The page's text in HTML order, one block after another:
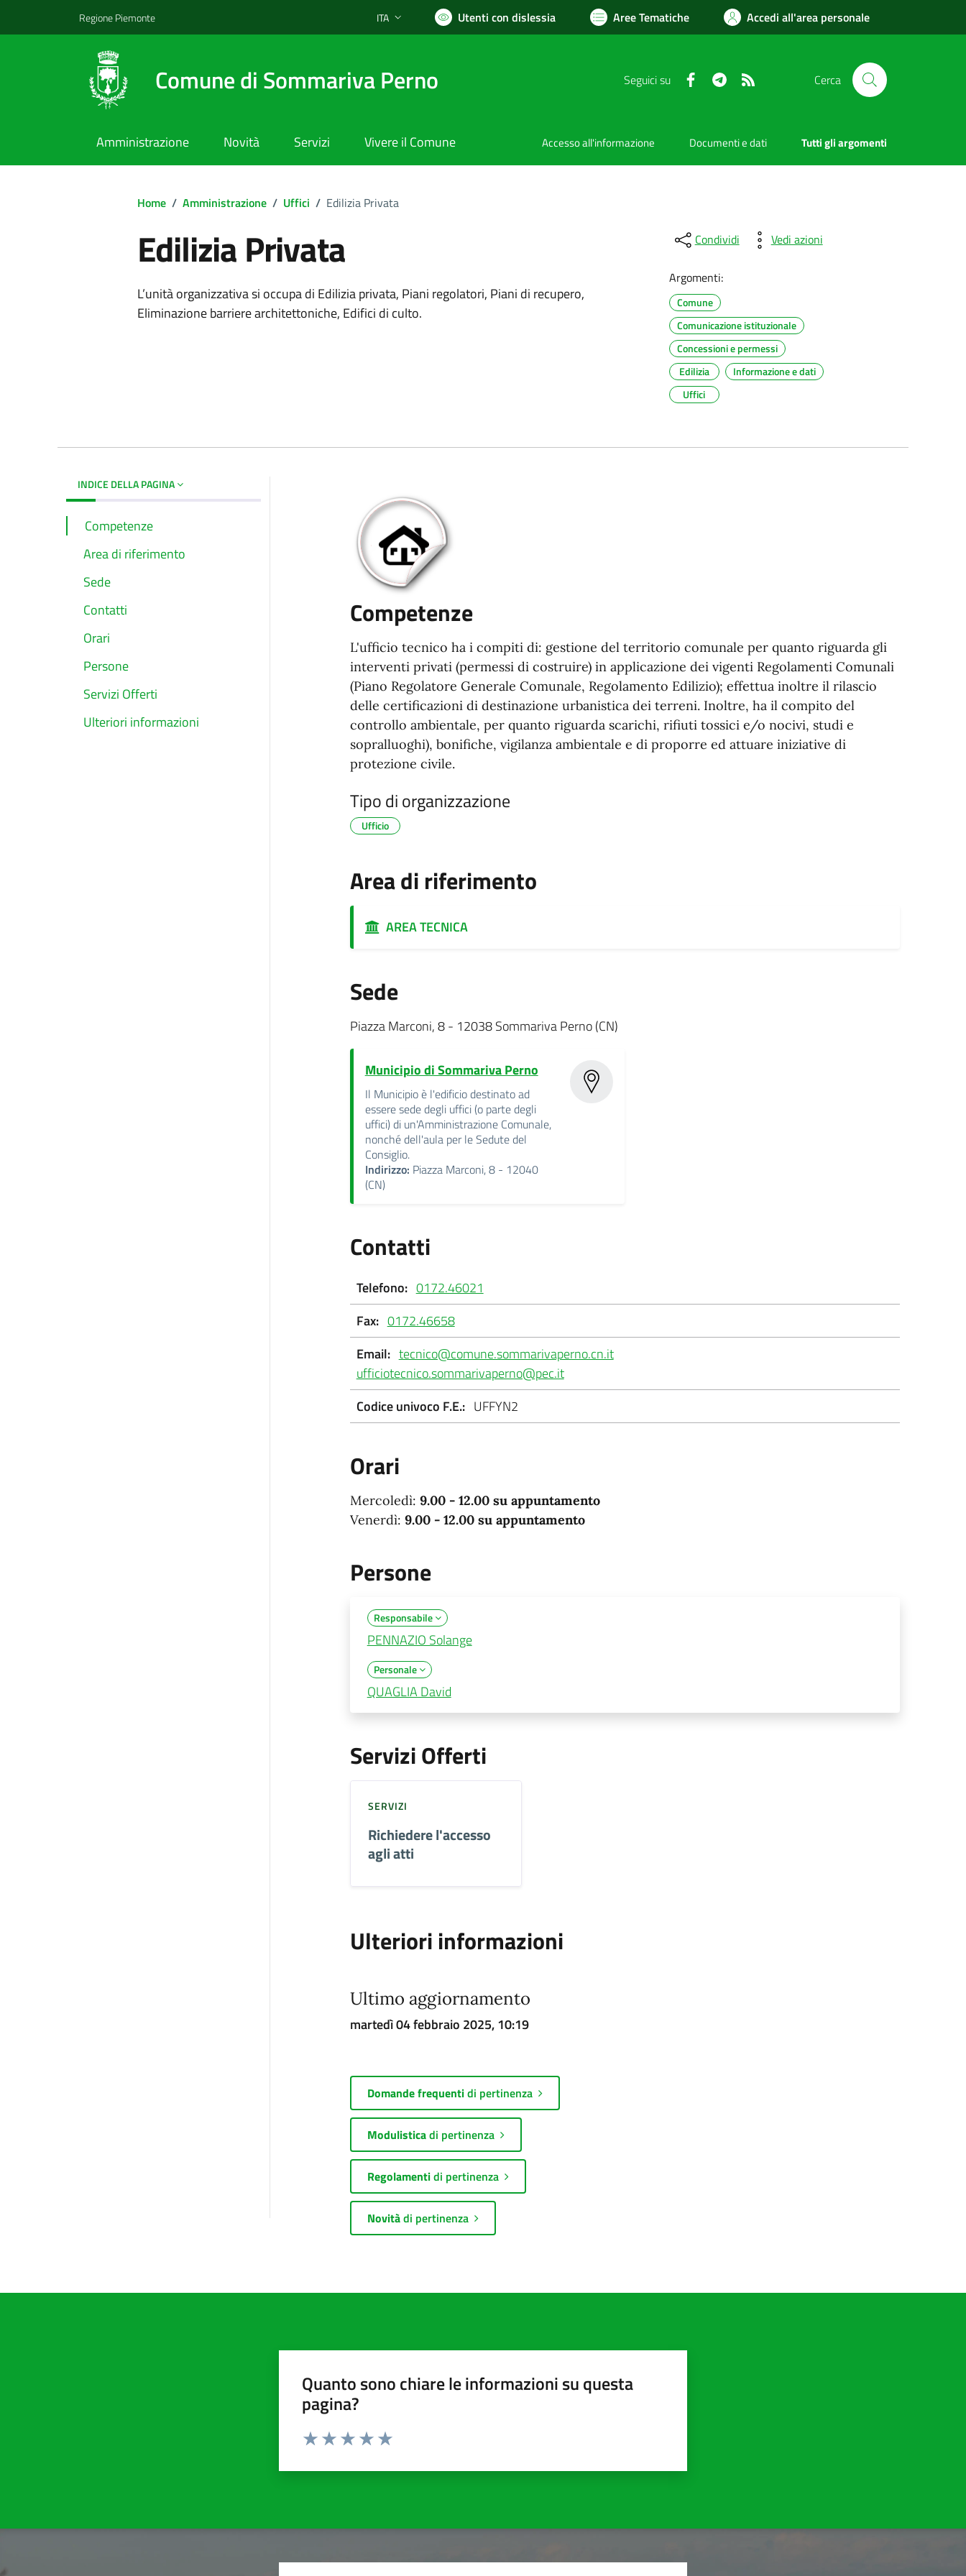
Regione Piemonte Lingua attiva:
ITA Utenti con dislessia Aree Tematiche Accedi all'area personale
Comune di Sommariva Perno Seguici su FacebookTelegram Cerca
Amministrazione Novità Servizi Vivere il Comune Accesso all'informazione Documenti e dati Tutti gli argomenti
Home / Amministrazione / Uffici / Edilizia Privata
Edilizia Privata
L’unità organizzativa si occupa di Edilizia privata, Piani regolatori, Piani di recupero,
Eliminazione barriere architettoniche, Edifici di culto.
Condividi Vedi azioni
Argomenti:
Comune
Comunicazione istituzionale
Concessioni e permessi
Edilizia
Informazione e dati
Uffici
INDICE DELLA PAGINA
Competenze
Area di riferimento
Sede
Contatti
Orari
Persone
Servizi Offerti
Ulteriori informazioni
Competenze
L'ufficio tecnico ha i compiti di: gestione del territorio comunale per quanto riguarda gli
interventi privati (permessi di costruire) in applicazione dei vigenti Regolamenti Comunali
(Piano Regolatore Generale Comunale, Regolamento Edilizio); effettua inoltre il rilascio
delle certificazioni di destinazione urbanistica dei terreni. Inoltre, ha il compito del
controllo ambientale, per quanto riguarda scarichi, rifiuti tossici e/o nocivi, studi e
sopralluoghi), bonifiche, vigilanza ambientale e di proporre ed attuare iniziative di
protezione civile.
Tipo di organizzazione
Ufficio
Area di riferimento
AREA TECNICA
Sede
Piazza Marconi, 8 - 12038 Sommariva Perno (CN)
Municipio di Sommariva Perno
Il Municipio è l'edificio destinato ad
essere sede degli uffici (o parte degli
uffici) di un'Amministrazione Comunale,
nonché dell'aula per le Sedute del
Consiglio.
Indirizzo: Piazza Marconi, 8 - 12040
(CN)
Contatti
Telefono: 0172.46021
Fax: 0172.46658
Email: tecnico@comune.sommarivaperno.cn.it
ufficiotecnico.sommarivaperno@pec.it
Codice univoco F.E.:UFFYN2
Orari
Mercoledì: 9.00 - 12.00 su appuntamento
Venerdì: 9.00 - 12.00 su appuntamento
Persone
Responsabile
PENNAZIO Solange
Personale
QUAGLIA David
Servizi Offerti
SERVIZI
Richiedere l'accesso
agli atti
Ulteriori informazioni
Ultimo aggiornamento
martedì 04 febbraio 2025, 10:19
Domande frequentidi pertinenza
Modulisticadi pertinenza
Regolamentidi pertinenza
Novitàdi pertinenza
Quanto sono chiare le informazioni su questa
pagina?
Valuta da 1 a 5 stelle la pagina